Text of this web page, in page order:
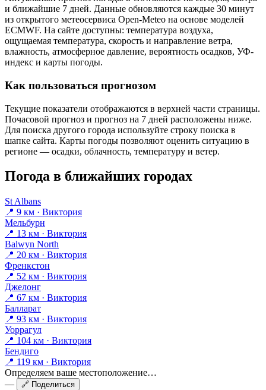
и ближайшие 7 дней. Данные обновляются каждые 30 минут
из открытого метеосервиса Open-Meteo на основе моделей
ECMWF. На сайте доступны: температура воздуха,
ощущаемая температура, скорость и направление ветра,
влажность, атмосферное давление, вероятность осадков, УФ-
индекс и карты погоды.
Как пользоваться прогнозом
Текущие показатели отображаются в верхней части страницы.
Почасовой прогноз и прогноз на 7 дней расположены ниже.
Для поиска другого города используйте строку поиска в
шапке сайта. Карты погоды позволяют оценить ситуацию в
регионе — осадки, облачность, температуру и ветер.
Погода в ближайших городах
St Albans
📍 9 км · Виктория
Мельбурн
📍 13 км · Виктория
Balwyn North
📍 20 км · Виктория
Френкстон
📍 52 км · Виктория
Джелонг
📍 67 км · Виктория
Балларат
📍 93 км · Виктория
Уоррагул
📍 104 км · Виктория
Бендиго
📍 119 км · Виктория
Определяем ваше местоположение…
—
🔗 Поделиться